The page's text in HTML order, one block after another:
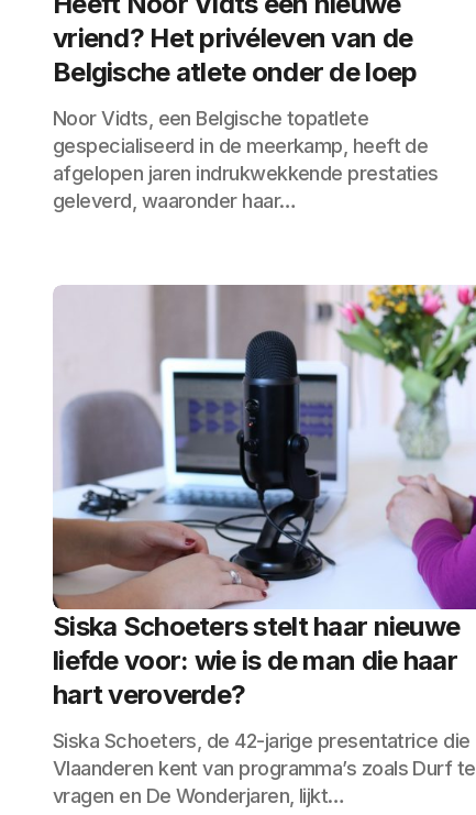
vriend? Het privéleven van de
Belgische atlete onder de loep
Noor Vidts, een Belgische topatlete
gespecialiseerd in de meerkamp, heeft de
afgelopen jaren indrukwekkende prestaties
geleverd, waaronder haar…
Siska Schoeters stelt haar nieuwe
liefde voor: wie is de man die haar
hart veroverde?
Siska Schoeters, de 42-jarige presentatrice die
Vlaanderen kent van programma’s zoals Durf te
vragen en De Wonderjaren, lijkt…